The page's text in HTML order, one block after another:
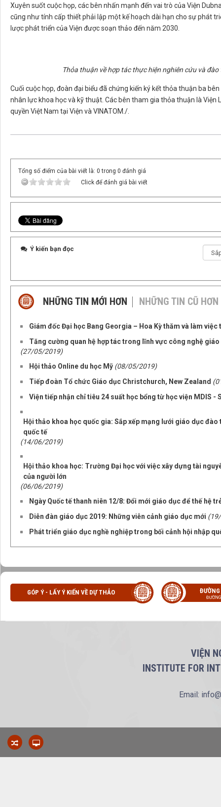
Xuyên suốt cuộc họp, các bên nhấn mạnh đến vai trò của Viện
cũng như tính cấp thiết phải lập một kế hoạch dài hạn cho sự phát
lược phát triển của Viện được soạn thảo đến năm 2030.
Thỏa thuận về hợp tác thực hiện nghiên cứu và
Cuối cuộc họp, đoàn đại biểu đã chứng kiến ký kết thỏa thuận ba
nhân lực khoa học và kỹ thuật. Các bên tham gia thỏa thuận là Viện
quyền Việt Nam tại Viện và VINATOM./.
Tổng số điểm của bài viết là: 0 trong 0 đánh giá
Click để đánh giá bài viết
Ý kiến bạn đọc
NHỮNG TIN MỚI HƠN NHỮNG TIN CŨ HƠN
Giám đốc Đại học Bang Georgia – Hoa Kỳ thăm và làm việc
Tăng cường quan hệ hợp tác trong lĩnh vực công nghệ
(27/05/2019)
Hội thảo Online du học Mỹ (08/05/2019)
Tiếp đoàn Tổ chức Giáo dục Christchurch, New Zealand
Viện tiếp nhận chỉ tiêu 24 suất học bổng từ học viện MDIS -
Hội thảo khoa học quốc gia: Sắp xếp mạng lưới giáo dục
quốc tế
(14/06/2019)
Hội thảo khoa học: Trường Đại học với việc xây dựng tài
của người lớn
(06/06/2019)
Ngày Quốc tế thanh niên 12/8: Đổi mới giáo dục để thế hệ
Diễn đàn giáo dục 2019: Những viễn cảnh giáo dục mới
Phát triển giáo dục nghề nghiệp trong bối cảnh hội nhập
GÓP Ý - LẤY Ý KIẾN VỀ DỰ THẢO
VIỆN
INSTITUTE FOR
Email: